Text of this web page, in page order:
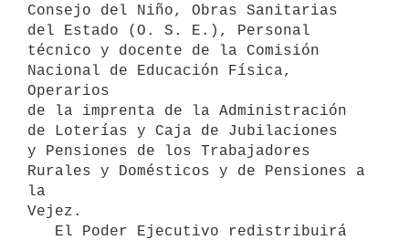
Consejo del Niño, Obras Sanitarias
del Estado (O. S. E.), Personal
técnico y docente de la Comisión
Nacional de Educación Física,
Operarios
de la imprenta de la Administración
de Loterías y Caja de Jubilaciones
y Pensiones de los Trabajadores
Rurales y Domésticos y de Pensiones a
la
Vejez.